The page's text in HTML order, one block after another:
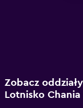
Zobacz
Lotnisko